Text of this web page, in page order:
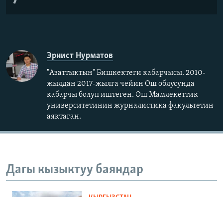
Эрнист Нурматов
"Азаттыктын" Бишкектеги кабарчысы. 2010-
жылдан 2017-жылга чейин Ош облусунда
кабарчы болуп иштеген. Ош Мамлекеттик
университетинин журналистика факультетин
аяктаган.
Дагы кызыктуу баяндар